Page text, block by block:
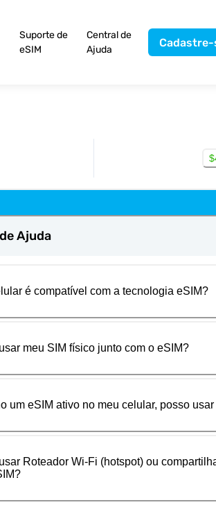
Suporte de
eSIM
Central de
Ajuda
Cadastre-
Ajuda
é compatível com a tecnologia eSIM?
meu SIM físico junto com o eSIM?
um eSIM ativo no meu celular, posso
Roteador Wi-Fi (hotspot) ou